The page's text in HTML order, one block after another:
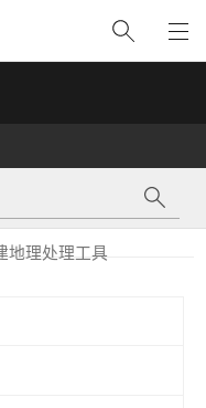
地理处理工具